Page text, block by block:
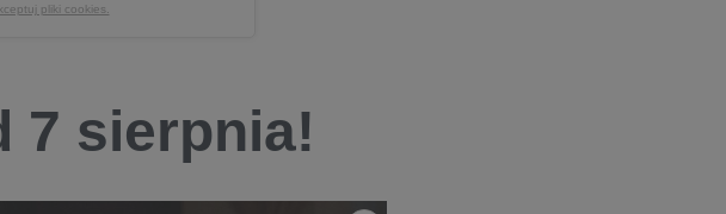
pliki cookies.
7 sierpnia!